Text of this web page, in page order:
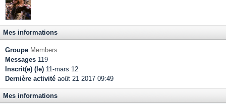
Mes informations
Groupe Members
Messages 119
Inscrit(e) (le) 11-mars 12
Dernière activité août 21 2017 09:49
Mes informations